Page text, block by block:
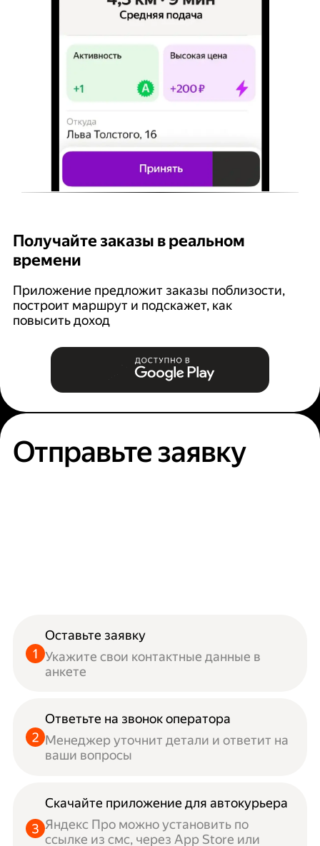
Получайте заказы в реальном
времени
Приложение предложит заказы поблизости,
построит маршрут и подскажет, как
повысить доход
Отправьте заявку
Оставьте заявку
Укажите свои контактные данные в
анкете
Ответьте на звонок оператора
Менеджер уточнит детали и ответит на
ваши вопросы
Скачайте приложение для автокурьера
Яндекс Про можно установить по
ссылке из смс, через App Store или